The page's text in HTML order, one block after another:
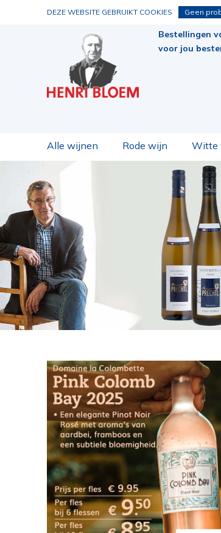
DEZE WEBSITE GEBRUIKT COOKIES Geen
Bestellingen
voor jou
Alle wijnen Rode wijn Witte